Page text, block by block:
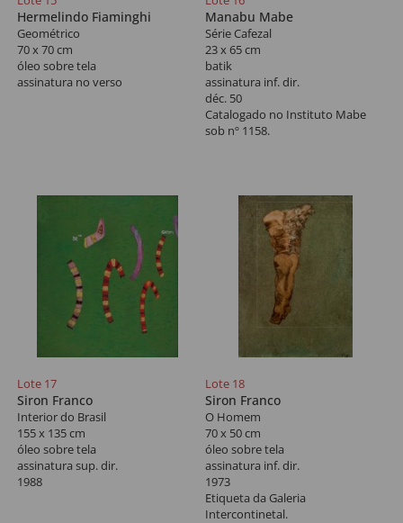
Hermelindo Fiaminghi
Geométrico
70 x 70 cm
óleo sobre tela
assinatura no verso
Manabu Mabe
Série Cafezal
23 x 65 cm
batik
assinatura inf. dir.
déc. 50
Catalogado no Instituto Mabe
sob nº 1158.
Lote 17
Siron Franco
Interior do Brasil
155 x 135 cm
óleo sobre tela
assinatura sup. dir.
1988
Lote 18
Siron Franco
O Homem
70 x 50 cm
óleo sobre tela
assinatura inf. dir.
1973
Etiqueta da Galeria
Intercontinetal.